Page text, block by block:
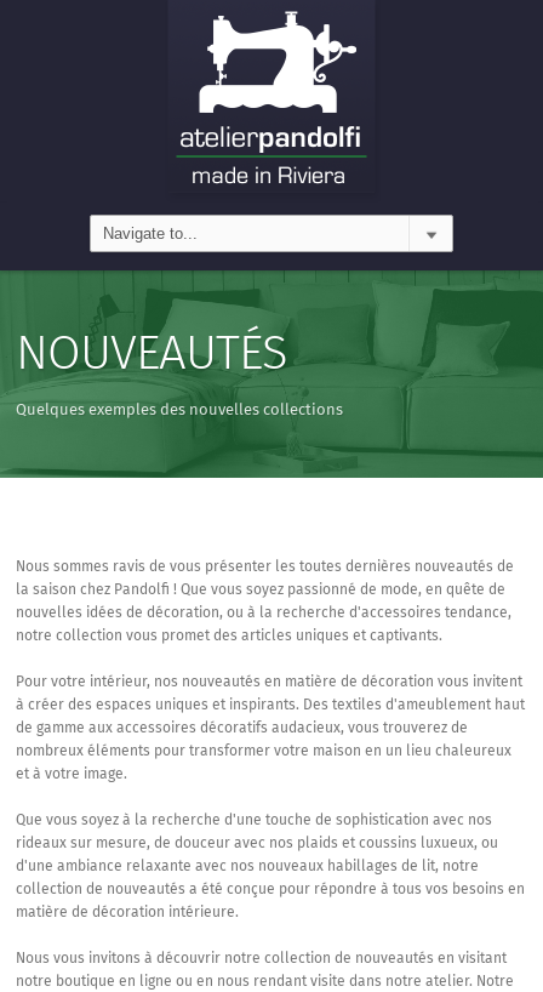
NOUVEAUTÉS
Quelques exemples des nouvelles collections
Nous sommes ravis de vous présenter les toutes dernières nouveautés de
la saison chez Pandolfi ! Que vous soyez passionné de mode, en quête de
nouvelles idées de décoration, ou à la recherche d'accessoires tendance,
notre collection vous promet des articles uniques et captivants.
Pour votre intérieur, nos nouveautés en matière de décoration vous invitent
à créer des espaces uniques et inspirants. Des textiles d'ameublement haut
de gamme aux accessoires décoratifs audacieux, vous trouverez de
nombreux éléments pour transformer votre maison en un lieu chaleureux
et à votre image.
Que vous soyez à la recherche d'une touche de sophistication avec nos
rideaux sur mesure, de douceur avec nos plaids et coussins luxueux, ou
d'une ambiance relaxante avec nos nouveaux habillages de lit, notre
collection de nouveautés a été conçue pour répondre à tous vos besoins en
matière de décoration intérieure.
Nous vous invitons à découvrir notre collection de nouveautés en visitant
notre boutique en ligne ou en nous rendant visite dans notre atelier. Notre